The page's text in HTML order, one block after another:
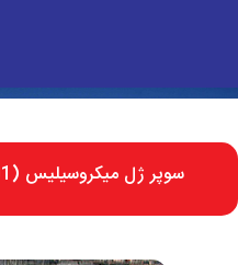
سوپر ژل میکروسیلیس (Petro Super Gel PS201)